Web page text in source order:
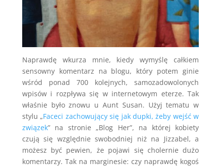
Naprawdę wkurza mnie, kiedy wymyślę całkiem
sensowny komentarz na blogu, który potem ginie
wśród ponad 700 kolejnych, samozadowolonych
wpisów i rozpływa się w internetowym eterze. Tak
właśnie było znowu u Aunt Susan. Użyj tematu w
stylu „Faceci zachowujący się jak dupki, żeby wejść w
związek” na stronie „Blog Her”, na której kobiety
czują się względnie swobodniej niż na Jizzabel, a
możesz być pewien, że pojawi się cholernie dużo
komentarzy. Tak na marginesie: czy naprawdę kogoś